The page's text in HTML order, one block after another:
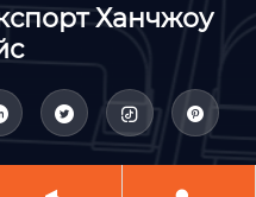
Ханчжоу
  